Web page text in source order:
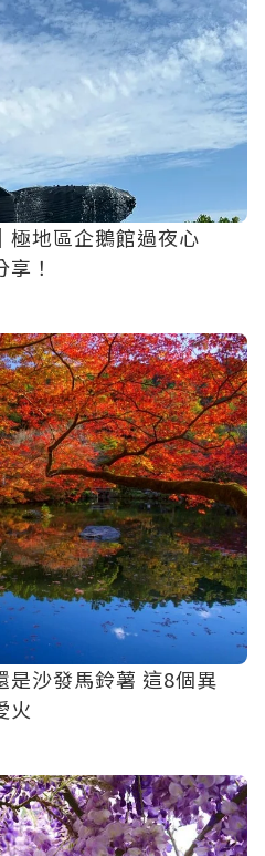
極地區企鵝館過夜心
！
是沙發馬鈴薯 這8個異
火